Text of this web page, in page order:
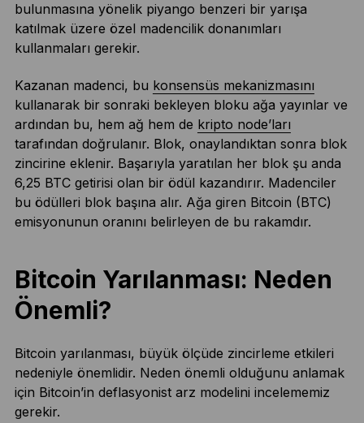
bulunmasına yönelik piyango benzeri bir yarışa
katılmak üzere özel madencilik donanımları
kullanmaları gerekir.
Kazanan madenci, bu konsensüs mekanizmasını
kullanarak bir sonraki bekleyen bloku ağa yayınlar ve
ardından bu, hem ağ hem de kripto node’ları
tarafından doğrulanır. Blok, onaylandıktan sonra blok
zincirine eklenir. Başarıyla yaratılan her blok şu anda
6,25 BTC getirisi olan bir ödül kazandırır. Madenciler
bu ödülleri blok başına alır. Ağa giren Bitcoin (BTC)
emisyonunun oranını belirleyen de bu rakamdır.
Bitcoin Yarılanması: Neden
Önemli?
Bitcoin yarılanması, büyük ölçüde zincirleme etkileri
nedeniyle önemlidir. Neden önemli olduğunu anlamak
için Bitcoin’in deflasyonist arz modelini incelememiz
gerekir.